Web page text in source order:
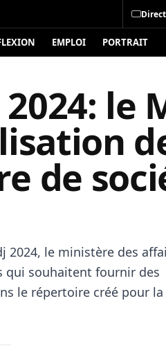
EMPLOI PORTRAIT
le
de
2024, le ministère des
qui souhaitent fournir des
le répertoire créé pour la